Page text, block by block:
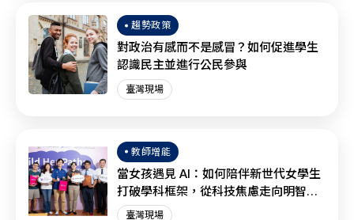
趨勢政策
對政治有感而不是感冒？如何促進學生
認識民主並進行公民參與
臺灣現場
教師增能
當女孩遇見 AI：如何陪伴新世代女學生
打破學科框架，從科技焦慮走向明智協
作？
臺灣現場